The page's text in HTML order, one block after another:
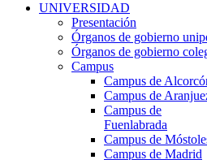
UNIVERSIDAD
Presentación
Órganos de gobierno
Órganos de gobierno
Campus
Campus de
Campus de
Campus de
Fuenlabrada
Campus de
Campus de Madrid